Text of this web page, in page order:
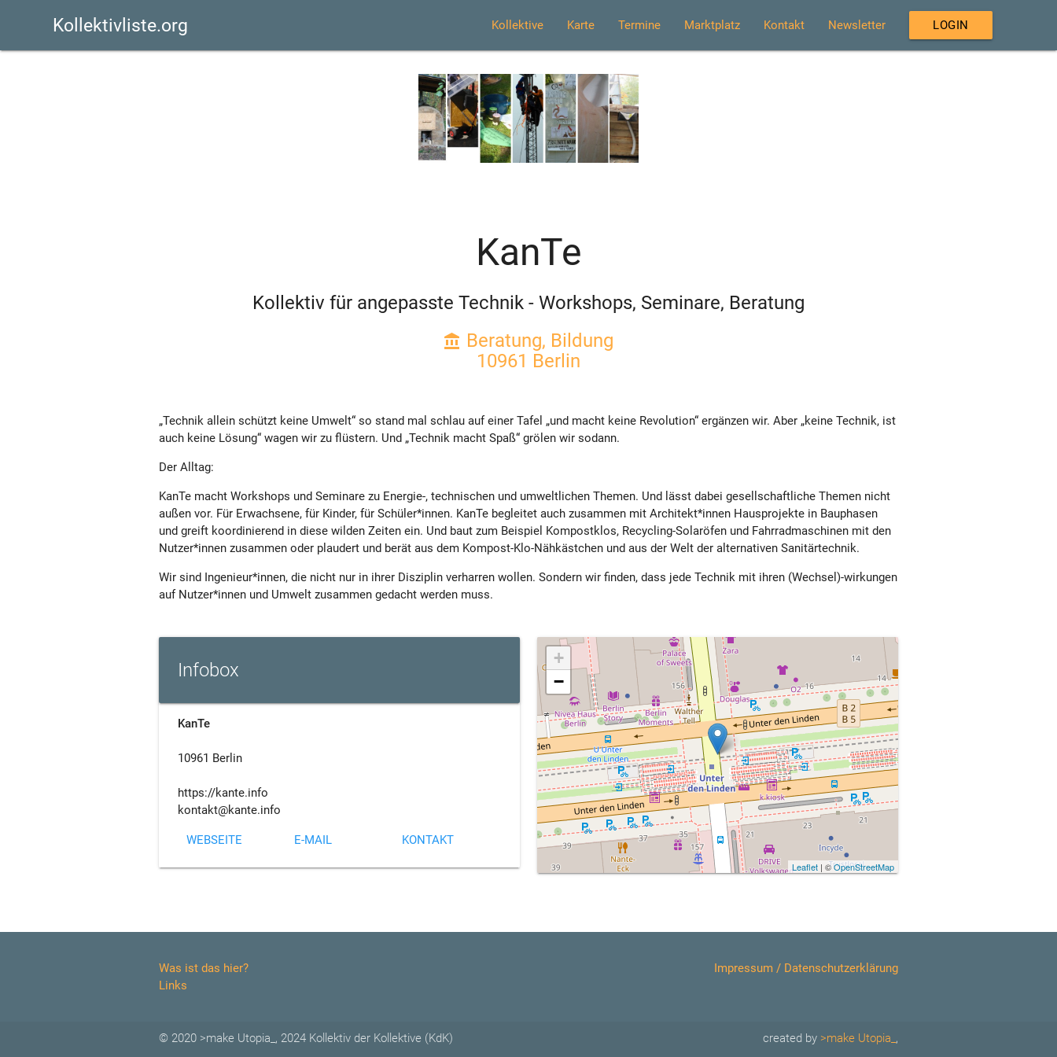
Kollektivliste.org Kollektive Karte Termine Marktplatz Kontakt Newsletter LOGIN
KanTe
Kollektiv für angepasste Technik - Workshops, Seminare, Beratung
account_balance Beratung, Bildung
10961 Berlin
„Technik allein schützt keine Umwelt“ so stand mal schlau auf einer Tafel „und macht keine Revolution“ ergänzen wir. Aber „keine Technik, ist
auch keine Lösung“ wagen wir zu flüstern. Und „Technik macht Spaß“ grölen wir sodann.
Der Alltag:
KanTe macht Workshops und Seminare zu Energie-, technischen und umweltlichen Themen. Und lässt dabei gesellschaftliche Themen nicht
außen vor. Für Erwachsene, für Kinder, für Schüler*innen. KanTe begleitet auch zusammen mit Architekt*innen Hausprojekte in Bauphasen
und greift koordinierend in diese wilden Zeiten ein. Und baut zum Beispiel Kompostklos, Recycling-Solaröfen und Fahrradmaschinen mit den
Nutzer*innen zusammen oder plaudert und berät aus dem Kompost-Klo-Nähkästchen und aus der Welt der alternativen Sanitärtechnik.
Wir sind Ingenieur*innen, die nicht nur in ihrer Disziplin verharren wollen. Sondern wir finden, dass jede Technik mit ihren (Wechsel)-wirkungen
auf Nutzer*innen und Umwelt zusammen gedacht werden muss.
Infobox
KanTe
10961 Berlin
https://kante.info
kontakt@kante.info
WEBSEITE E-MAIL KONTAKT
+
−
Leaflet | ©OpenStreetMap
Was ist das hier?
Links
Impressum / Datenschutzerklärung
© 2020 >make Utopia_, 2024 Kollektiv der Kollektive (KdK) created by >make Utopia_ ,